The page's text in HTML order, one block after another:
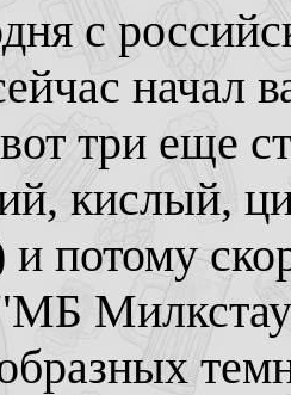
с
начал
три еще
кислый,
потому